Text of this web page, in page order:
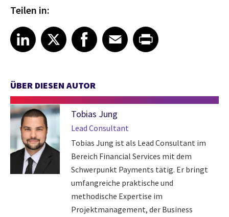
Teilen in:
Share article on LinkedIn
LinkedIn
Share article on XShare article on Facebook
Facebook
Share article on Email
EmailShare article on Print
ÜBER DIESEN AUTOR
Tobias Jung
Lead Consultant
Tobias Jung ist als Lead Consultant im
Bereich Financial Services mit dem
Schwerpunkt Payments tätig. Er bringt
umfangreiche praktische und
methodische Expertise im
Projektmanagement, der Business